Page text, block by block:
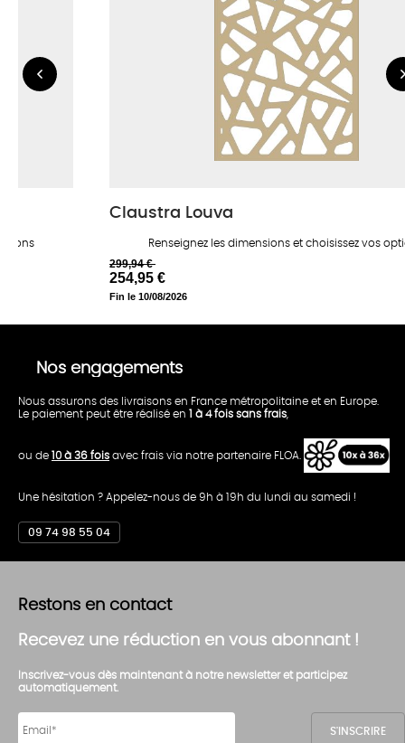
Claustra Louva
Renseignez les dimensions et choisissez vos
299,94 €
254,95 €
Fin le 10/08/2026
Nos engagements
Nous assurons des livraisons en France métropolitaine et en Europe.
Le paiement peut être réalisé en 1 à 4 fois sans frais
ou de 10 à 36 fois avec frais via notre partenaire FLOA.
Une hésitation ? Appelez-nous de 9h à 19h du lundi au samedi !
09 74 98 55 04
Restons en contact
Recevez une réduction en vous abonnant !
Inscrivez-vous dès maintenant à notre newsletter et participez
automatiquement.